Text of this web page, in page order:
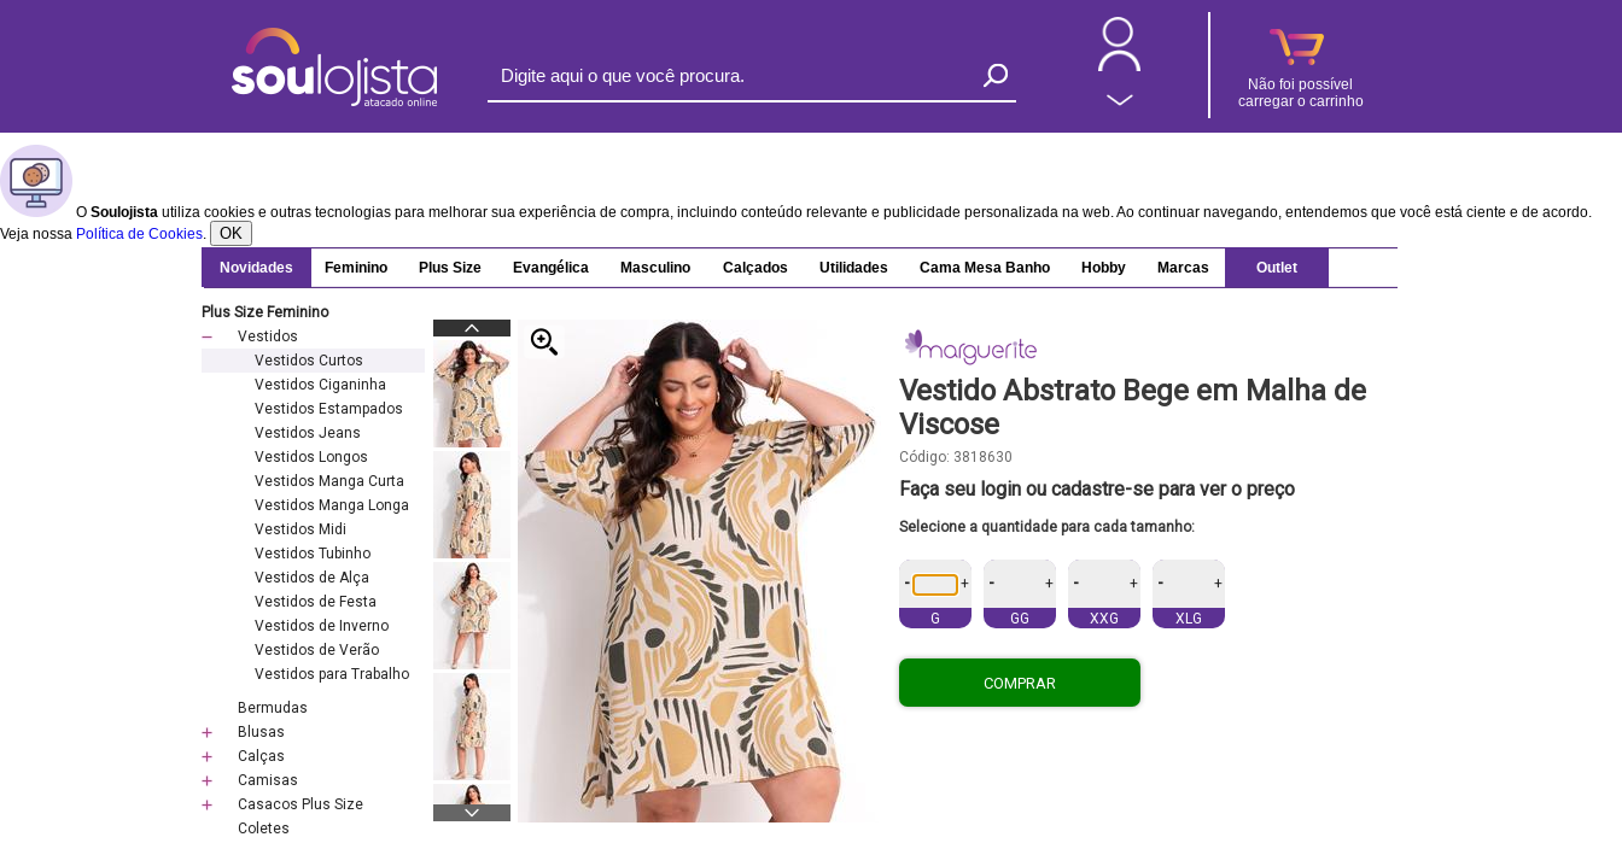
Não foi possível
carregar o carrinho
O Soulojista utiliza cookies e outras tecnologias para melhorar sua experiência de compra, incluindo conteúdo relevante e publicidade personalizada na web. Ao continuar navegando, entendemos que você está ciente e de acordo.
Veja nossa Política de Cookies. OK
Novidades Feminino Plus Size Evangélica Masculino Calçados Utilidades Cama Mesa Banho Hobby Marcas Outlet
Plus Size Feminino
Vestidos
Vestidos Curtos
Vestidos Ciganinha
Vestidos Estampados
Vestidos Jeans
Vestidos Longos
Vestidos Manga Curta
Vestidos Manga Longa
Vestidos Midi
Vestidos Tubinho
Vestidos de Alça
Vestidos de Festa
Vestidos de Inverno
Vestidos de Verão
Vestidos para Trabalho
Bermudas
Blusas
Calças
Camisas
Casacos Plus Size
Coletes
Vestido Abstrato Bege em Malha de
Viscose
Código: 3818630
Faça seu login ou cadastre-se para ver o preço
Selecione a quantidade para cada tamanho:
- +
G
- +
GG
- +
XXG
- +
XLG
COMPRAR